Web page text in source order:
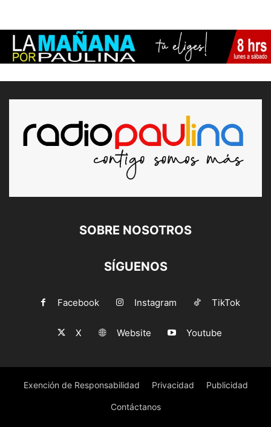
SOBRE NOSOTROS
SÍGUENOS
Facebook Instagram TikTok
X Website Youtube
Exención de Responsabilidad Privacidad Publicidad
Contáctanos